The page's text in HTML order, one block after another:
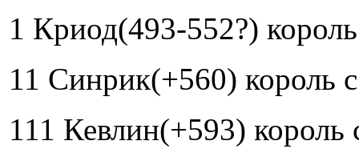
1 Криод(493-552?)
11 Синрик(+560) король
111 Кевлин(+593) король